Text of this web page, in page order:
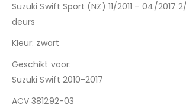
Suzuki Swift Sport (NZ) 11/2011 – 04/
deurs
Kleur: zwart
Geschikt voor:
Suzuki Swift 2010-2017
ACV 381292-03